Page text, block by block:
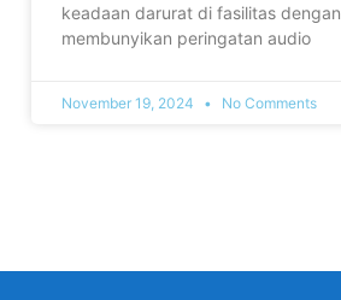
keadaan darurat di fasilitas dengan
membunyikan peringatan audio
November 19, 2024 No Comments